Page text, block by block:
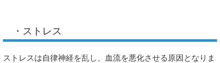
・ストレス
ストレスは自律神経を乱し、血流を悪化させる原因となりま